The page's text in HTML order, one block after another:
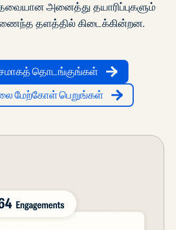
அனைத்து தயாரிப்புகளும்
தளத்தில் கிடைக்கின்றன.
தொடங்குங்கள்
மேற்கோள் பெறுங்கள்